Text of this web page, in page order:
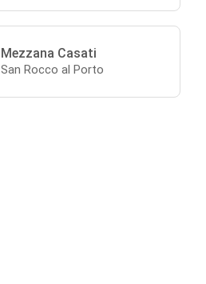
Mezzana Casati
San Rocco al Porto